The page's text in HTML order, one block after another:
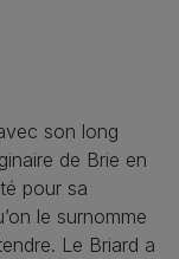
son long
de Brie en
pour sa
le surnomme
Le Briard a